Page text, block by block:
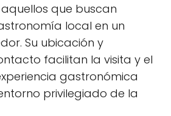
que buscan
local en un
Su ubicación y
facilitan la visita y el
gastronómica
privilegiado de la